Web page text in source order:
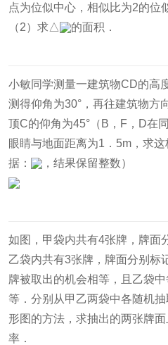
点为位似中心，相似比为2的位
（2）求△
的面积．
小敏同学测量一建筑物CD的高
测得仰角为30°，再往建筑物方
顶C的仰角为45°（B，F，D在
眼睛与地面距离为1．5m，求
据：
，结果保留整数）
如图，甲袋内共有4张牌，牌面
乙袋内共有3张牌，牌面分别标
牌被取出的机会相等，且乙袋
等．分别从甲乙两袋中各随机
形图的方法，求抽出的两张牌
率．